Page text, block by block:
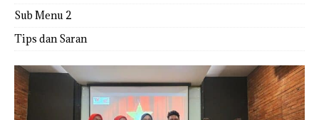
Sub Menu 2
Tips dan Saran